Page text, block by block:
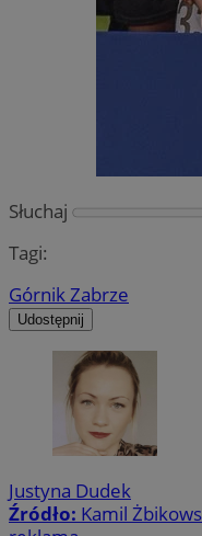
Słuchaj
Tagi:
Górnik Zabrze
Udostępnij
Justyna Dudek
Źródło: Kamil